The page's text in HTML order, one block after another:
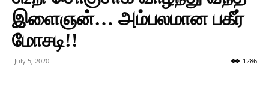
இளைஞன்… அம்பலமான பகீர்
மோசடி!!
July 5, 2020 1286